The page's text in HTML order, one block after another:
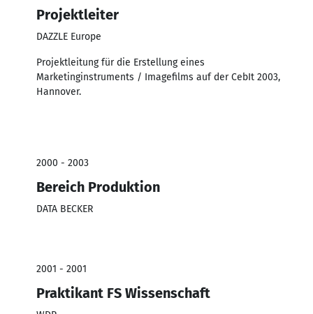
Projektleiter
DAZZLE Europe
Projektleitung für die Erstellung eines
Marketinginstruments / Imagefilms auf der CebIt 2003,
Hannover.
2000 - 2003
Bereich Produktion
DATA BECKER
2001 - 2001
Praktikant FS Wissenschaft